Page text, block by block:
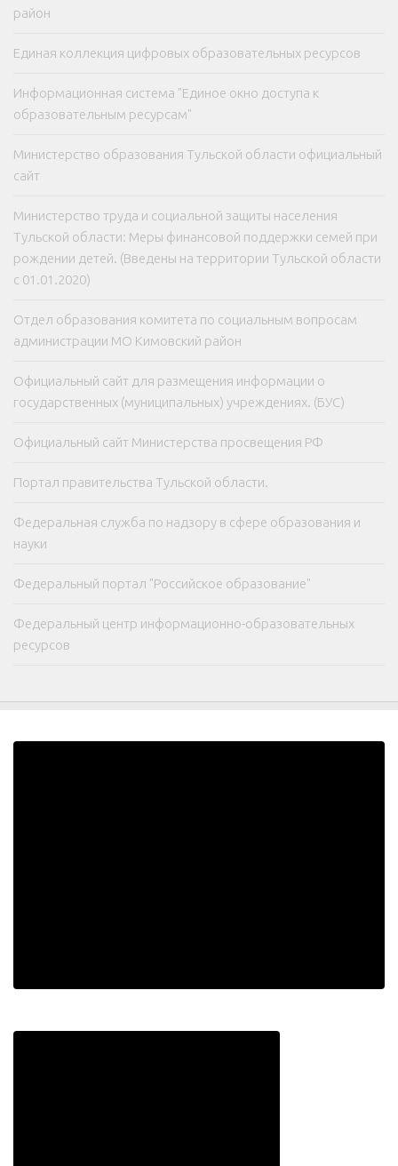
район
Единая коллекция цифровых образовательных ресурсов
Информационная система "Единое окно доступа к
образовательным ресурсам"
Министерство образования Тульской области официальный
сайт
Министерство труда и социальной защиты населения
Тульской области: Меры финансовой поддержки семей при
рождении детей. (Введены на территории Тульской области
с 01.01.2020)
Отдел образования комитета по социальным вопросам
администрации МО Кимовский район
Официальный сайт для размещения информации о
государственных (муниципальных) учреждениях. (БУС)
Официальный сайт Министерства просвещения РФ
Портал правительства Тульской области.
Федеральная служба по надзору в сфере образования и
науки
Федеральный портал "Российское образование"
Федеральный центр информационно-образовательных
ресурсов